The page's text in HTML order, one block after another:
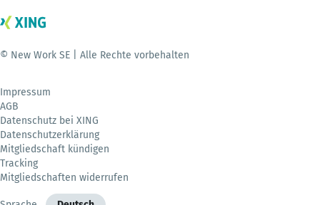
© New Work SE | Alle Rechte vorbehalten
Impressum
AGB
Datenschutz bei XING
Datenschutzerklärung
Mitgliedschaft kündigen
Tracking
Mitgliedschaften widerrufen